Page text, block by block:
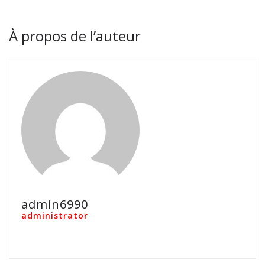
À propos de l’auteur
admin6990
administrator